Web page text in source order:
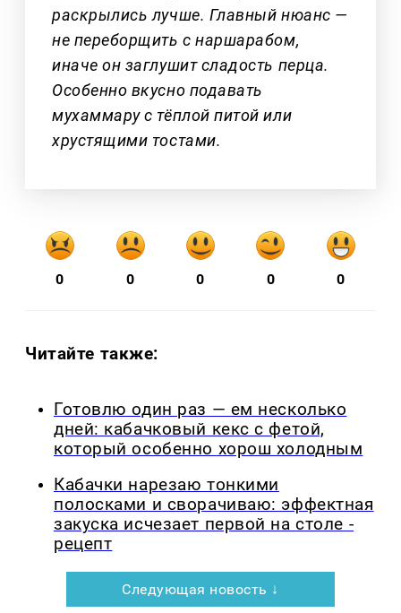
раскрылись лучше. Главный нюанс —
не переборщить с наршарабом,
иначе он заглушит сладость перца.
Особенно вкусно подавать
мухаммару с тёплой питой или
хрустящими тостами.
0 0 0 0 0
Читайте также:
Готовлю один раз — ем несколько
дней: кабачковый кекс с фетой,
который особенно хорош холодным
Кабачки нарезаю тонкими
полосками и сворачиваю: эффектная
закуска исчезает первой на столе -
рецепт
Следующая новость ↓